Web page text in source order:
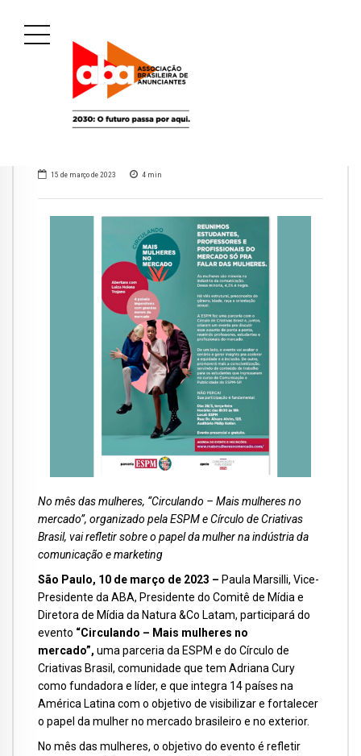
15 de março de 2023 4 min
No mês das mulheres, “Circulando – Mais mulheres no
mercado”, organizado pela ESPM e Círculo de Criativas
Brasil, vai refletir sobre o papel da mulher na indústria da
comunicação e marketing
São Paulo, 10 de março de 2023 – Paula Marsilli, Vice-
Presidente da ABA, Presidente do Comitê de Mídia e
Diretora de Mídia da Natura &Co Latam, participará do
evento “Circulando – Mais mulheres no
mercado”, uma parceria da ESPM e do Círculo de
Criativas Brasil, comunidade que tem Adriana Cury
como fundadora e líder, e que integra 14 países na
América Latina com o objetivo de visibilizar e fortalecer
o papel da mulher no mercado brasileiro e no exterior.
No mês das mulheres, o objetivo do evento é refletir